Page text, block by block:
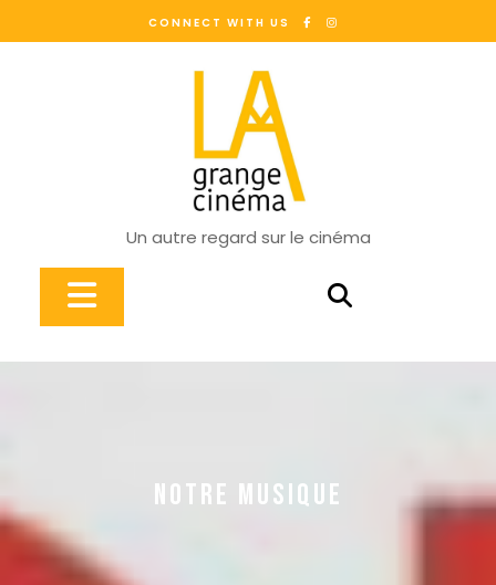
CONNECT WITH US
Un autre regard sur le cinéma
Open
NOTRE MUSIQUE